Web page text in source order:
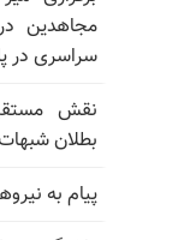
مجاهدین
سراسری در
بطلان
پیام به نیروهای